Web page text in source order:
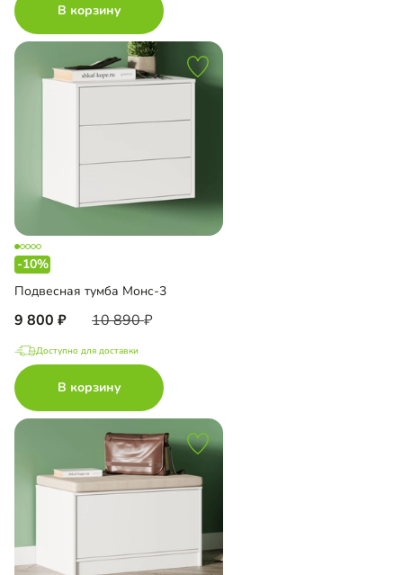
В корзину
-10%
Подвесная тумба Монс-3
9 800 10 890
Доступно для доставки
В корзину